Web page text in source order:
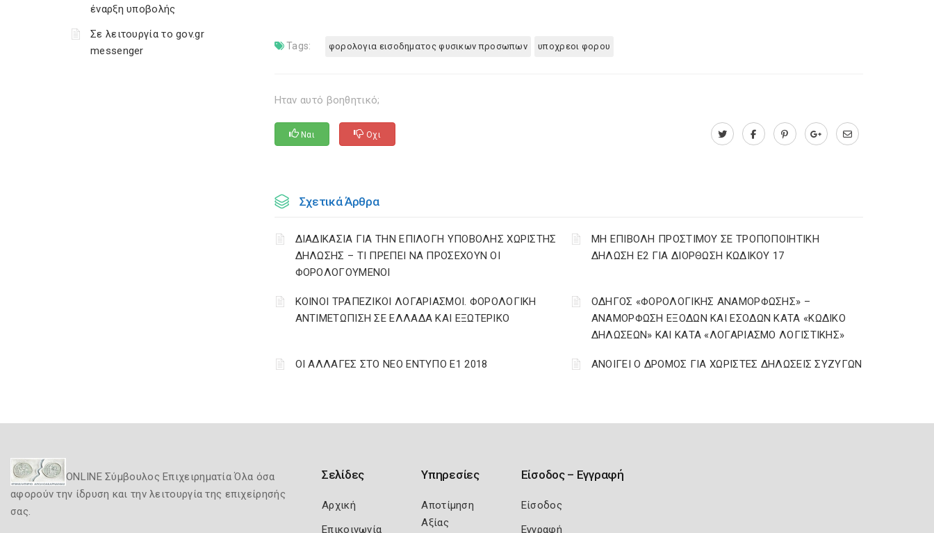
έναρξη υποβολής
Σε λειτουργία το gov.gr
messenger
Tags: φορολογια εισοδηματος φυσικων προσωπων υποχρεοι φορου
Ηταν αυτό βοηθητικό;
Ναι Οχι
Σχετικά Άρθρα
ΔΙΑΔΙΚΑΣΙΑ ΓΙΑ ΤΗΝ ΕΠΙΛΟΓΗ ΥΠΟΒΟΛΗΣ ΧΩΡΙΣΤΗΣ
ΔΗΛΩΣΗΣ – ΤΙ ΠΡΕΠΕΙ ΝΑ ΠΡΟΣΕΧΟΥΝ ΟΙ
ΦΟΡΟΛΟΓΟΥΜΕΝΟΙ
ΜΗ ΕΠΙΒΟΛΗ ΠΡΟΣΤΙΜΟΥ ΣΕ ΤΡΟΠΟΠΟΙΗΤΙΚΗ
ΔΗΛΩΣΗ Ε2 ΓΙΑ ΔΙΟΡΘΩΣΗ ΚΩΔΙΚΟΥ 17
ΚΟΙΝΟΙ ΤΡΑΠΕΖΙΚΟΙ ΛΟΓΑΡΙΑΣΜΟΙ. ΦΟΡΟΛΟΓΙΚΗ
ΑΝΤΙΜΕΤΩΠΙΣΗ ΣΕ ΕΛΛΑΔΑ ΚΑΙ ΕΞΩΤΕΡΙΚΟ
ΟΔΗΓΟΣ «ΦΟΡΟΛΟΓΙΚΗΣ ΑΝΑΜΟΡΦΩΣΗΣ» –
ΑΝΑΜΟΡΦΩΣΗ ΕΞΟΔΩΝ ΚΑΙ ΕΣΟΔΩΝ ΚΑΤΑ «ΚΩΔΙΚΟ
ΔΗΛΩΣΕΩΝ» ΚΑΙ ΚΑΤΑ «ΛΟΓΑΡΙΑΣΜΟ ΛΟΓΙΣΤΙΚΗΣ»
ΟΙ ΑΛΛΑΓΕΣ ΣΤΟ ΝΕΟ ΕΝΤΥΠΟ Ε1 2018 ΑΝΟΙΓΕΙ Ο ΔΡΟΜΟΣ ΓΙΑ ΧΩΡΙΣΤΕΣ ΔΗΛΩΣΕΙΣ ΣΥΖΥΓΩΝ
ONLINE Σύμβουλος Επιχειρηματία Όλα όσα
αφορούν την ίδρυση και την λειτουργία της επιχείρησής
σας.
Σελίδες
Αρχική
Επικοινωνία
Υπηρεσίες
Αποτίμηση
Αξίας
Είσοδος – Εγγραφή
Είσοδος
Εγγραφή